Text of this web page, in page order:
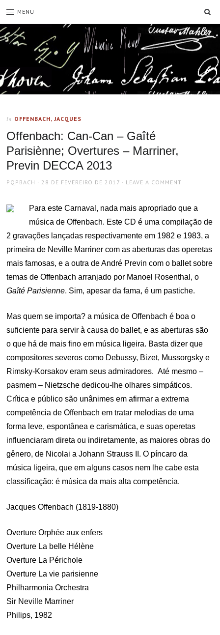
MENU
In OFFENBACH, JACQUES
Offenbach: Can-Can – Gaîté
Parisiènne; Overtures – Marriner,
Previn DECCA 2013
AUTHOR
PQPBACH
POSTED
28 DE FEVEREIRO DE 2017 LEAVE A COMMENT
Para este Carnaval, nada mais apropriado que a
música de Offenbach. Este CD é uma compilação de
2 gravações lançadas respectivamente em 1982 e 1983, a
primeira de Neville Marriner com as aberturas das operetas
mais famosas, e a outra de André Previn com o ballet sobre
temas de Offenbach arranjado por Manoel Rosenthal, o
Gaîté Parisienne. Sim, apesar da fama, é um pastiche.
Mas quem se importa? a música de Offenbach é boa o
suficiente para servir à causa do ballet, e as aberturas são
o que há de mais fino em música ligeira. Basta dizer que
compositores severos como Debussy, Bizet, Mussorgsky e
Rimsky-Korsakov eram seus admiradores. Até mesmo –
pasmem – Nietzsche dedicou-lhe olhares simpáticos.
Crítica e público são unânimes em afirmar a extrema
competência de Offenbach em tratar melodias de uma
forma leve, espontânea e carismática, e suas operetas
influenciaram direta ou indiretamente, as maiores obras do
gênero, de Nicolai a Johann Strauss II. O píncaro da
música ligeira, que em alguns casos nem lhe cabe esta
classificação: é música da mais alta competência.
Jacques Offenbach (1819-1880)
Overture Orphée aux enfers
Overture La belle Hélène
Overture La Périchole
Overture La vie parisienne
Philharmonia Orchestra
Sir Neville Marriner
Philips, 1982